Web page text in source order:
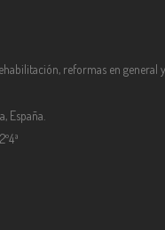
reformas en general y
España.